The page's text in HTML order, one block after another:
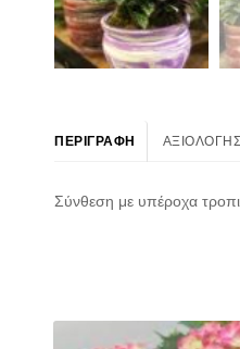
ΠΕΡΙΓΡΑΦΉ
Σύνθεση με υπέροχα